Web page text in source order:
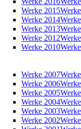
Werke 2015
Werke 2014
Werke 2013
Werke 2012
Werke 2010
Werke 2007
Werke 2006
Werke 2005
Werke 2004
Werke 2003
Werke 2002